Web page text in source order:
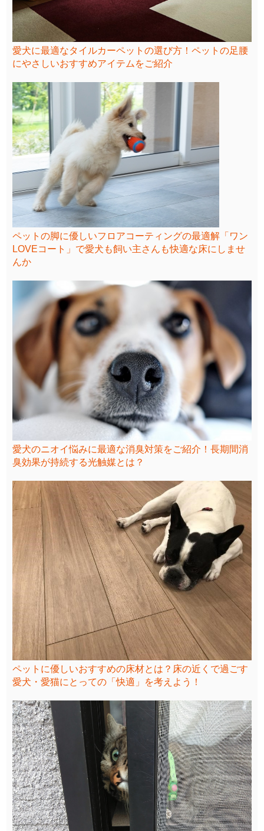
愛犬に最適なタイルカーペットの選び方！ペットの足腰
にやさしいおすすめアイテムをご紹介
ペットの脚に優しいフロアコーティングの最適解「ワン
LOVEコート」で愛犬も飼い主さんも快適な床にしませ
んか
愛犬のニオイ悩みに最適な消臭対策をご紹介！長期間消
臭効果が持続する光触媒とは？
ペットに優しいおすすめの床材とは？床の近くで過ごす
愛犬・愛猫にとっての「快適」を考えよう！